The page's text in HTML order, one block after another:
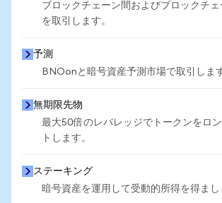
ブロックチェーン間およびブロックチ
を取引します。
予測
BNOonと暗号資産予測市場で取引しま
無期限先物
最大50倍のレバレッジでトークンをロ
トします。
ステーキング
暗号資産を運用して受動的所得を得まし